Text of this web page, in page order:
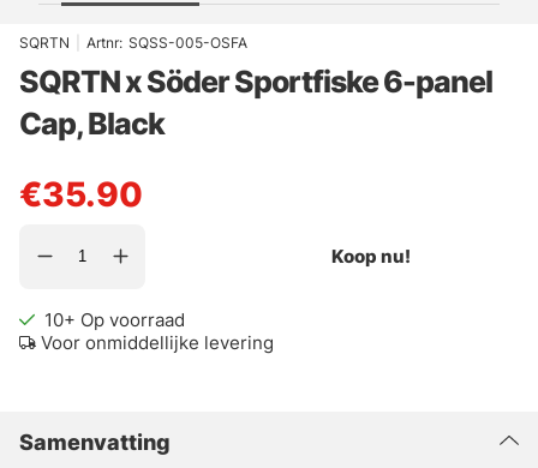
SQRTN Artnr: SQSS-005-OSFA
SQRTN x Söder Sportfiske 6-panel
Cap, Black
€35.90
Koop nu!
10+ Op voorraad
Voor onmiddellijke levering
Samenvatting